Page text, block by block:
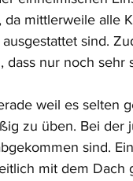
da mittlerweile alle
sind.
dass nur noch
weil es selten
zu üben. Bei der
sind.
mit dem